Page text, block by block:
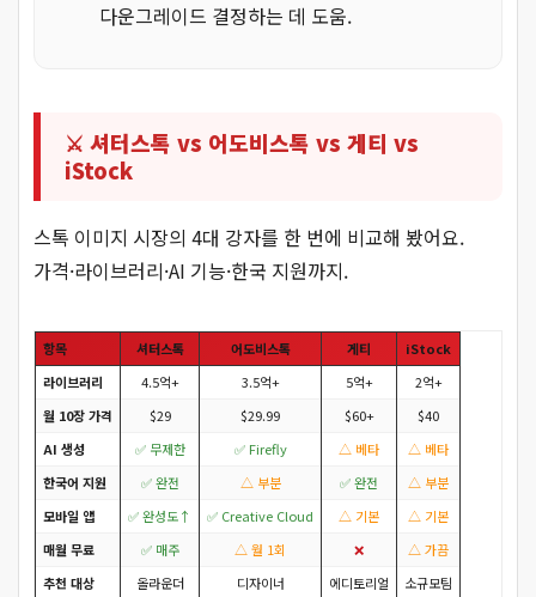
다운그레이드 결정하는 데 도움.
⚔️ 셔터스톡 vs 어도비스톡 vs 게티 vs
iStock
스톡 이미지 시장의 4대 강자를 한 번에 비교해 봤어요.
가격·라이브러리·AI 기능·한국 지원까지.
항목 셔터스톡 어도비스톡 게티
iStock
라이브러리
4.5억+ 3.5억+ 5억+
2억+
월 10장 가격
$29 $29.99 $60+
$40
AI 생성
✅ 무제한 ✅ Firefly △ 베타
△ 베타
한국어 지원
✅ 완전 △ 부분 ✅ 완전
△ 부분
모바일 앱
✅ 완성도↑ ✅ Creative Cloud △ 기본
△ 기본
매월 무료
✅ 매주 △ 월 1회 ❌
△ 가끔
추천 대상
올라운더 디자이너 에디토리얼 소규모팀